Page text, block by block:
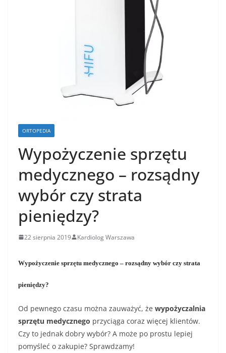
ORTOPEDIA
Wypożyczenie sprzętu
medycznego – rozsądny
wybór czy strata
pieniędzy?
22 sierpnia 2019 Kardiolog Warszawa
Wypożyczenie sprzętu medycznego – rozsądny wybór czy strata
pieniędzy?
Od pewnego czasu można zauważyć, że wypożyczalnia
sprzętu medycznego przyciąga coraz więcej klientów.
Czy to jednak dobry wybór? A może po prostu lepiej
pomyśleć o zakupie? Sprawdzamy!